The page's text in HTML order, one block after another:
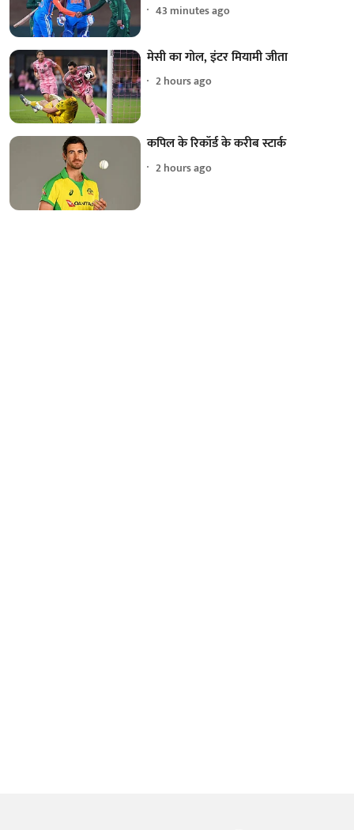
43 minutes ago
मेसी का गोल, इंटर मियामी जीता
2 hours ago
कपिल के रिकॉर्ड के करीब स्टार्क
2 hours ago